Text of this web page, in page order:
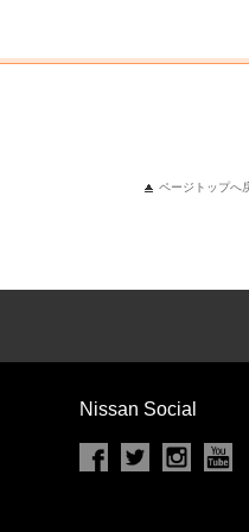
ページトップへ
Nissan Social